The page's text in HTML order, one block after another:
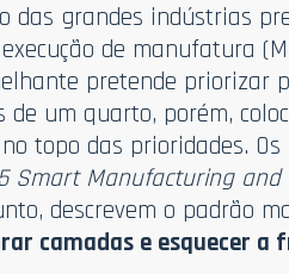
das grandes indústrias
de manufatura
pretende priorizar
de um quarto, porém,
topo das prioridades.
Smart Manufacturing and
descrevem o padrão
camadas e esquecer a